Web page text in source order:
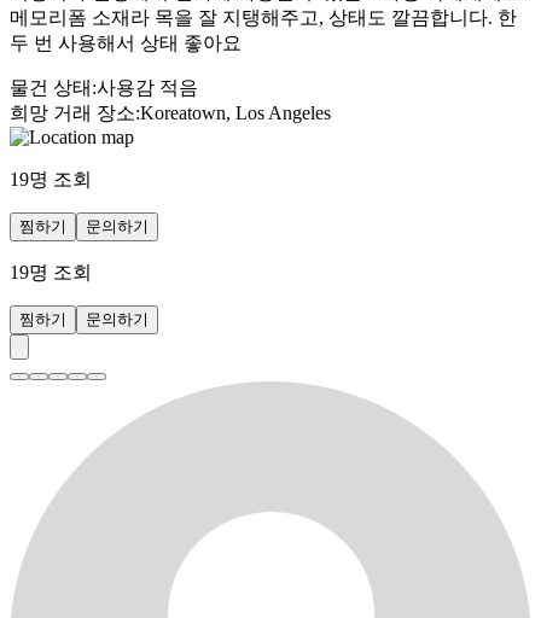
메모리폼 소재라 목을 잘 지탱해주고, 상태도 깔끔합니다. 한
두 번 사용해서 상태 좋아요
물건 상태 :사용감 적음
희망 거래 장소:Koreatown, Los Angeles
19명 조회
찜하기 문의하기
19명 조회
찜하기 문의하기